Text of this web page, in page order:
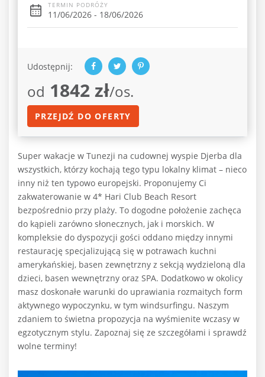
TERMIN PODRÓŻY
11/06/2026 - 18/06/2026
Udostępnij:
od 1842 zł/os.
PRZEJDŹ DO OFERTY
Super wakacje w Tunezji na cudownej wyspie Djerba dla
wszystkich, którzy kochają tego typu lokalny klimat – nieco
inny niż ten typowo europejski. Proponujemy Ci
zakwaterowanie w 4* Hari Club Beach Resort
bezpośrednio przy plaży. To dogodne położenie zachęca
do kąpieli zarówno słonecznych, jak i morskich. W
kompleksie do dyspozycji gości oddano między innymi
restaurację specjalizującą się w potrawach kuchni
amerykańskiej, basen zewnętrzny z sekcją wydzieloną dla
dzieci, basen wewnętrzny oraz SPA. Dodatkowo w okolicy
masz doskonałe warunki do uprawiania rozmaitych form
aktywnego wypoczynku, w tym windsurfingu. Naszym
zdaniem to świetna propozycja na wyśmienite wczasy w
egzotycznym stylu. Zapoznaj się ze szczegółami i sprawdź
wolne terminy!